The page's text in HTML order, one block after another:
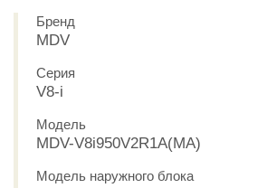
Бренд
MDV
Серия
V8-i
Модель
MDV-V8i950V2R1A(MA)
Модель наружного блока